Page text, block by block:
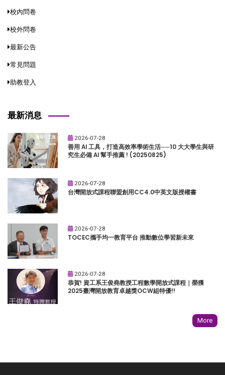
校內問卷
校外問卷
最新公告
常見問題
助教登入
最新消息
2026-07-28
善用 AI 工具，打造高效率學術生活──10 大大學生與研
究生必備 AI 幫手推薦 ! (20250825)
2026-07-28
台灣開放式課程聯盟創用CC4.0中英文版授權書
2026-07-28
TOCEC攜手均一教育平台 推動數位學習新未來
2026-07-28
恭賀! 資工系王俊堯教授工程數學開放式課程｜榮獲
2025臺灣開放教育卓越獎OCW組特優!!
More